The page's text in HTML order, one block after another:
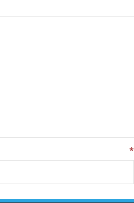
*